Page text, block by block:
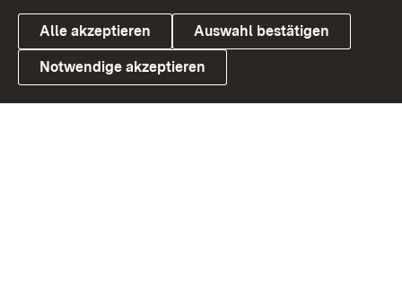
Link zum Landesportal
Alle akzeptieren Auswahl bestätigen
Notwendige akzeptieren